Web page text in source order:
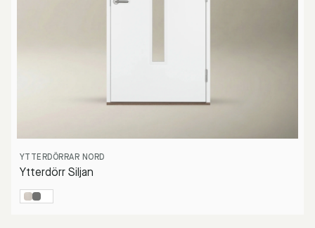
YTTERDÖRRAR NORD
Ytterdörr Siljan